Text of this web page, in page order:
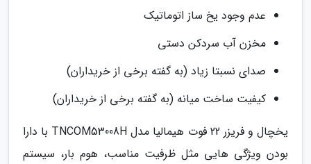
عدم وجود یخ ساز اتوماتیک
مخزن آب سردکن دستی
صدای نسبتا زیاد (به گفته برخی از خریداران)
کیفیت ساخت میانه (به گفته برخی از خریداران)
یخچال و فریزر 22 فوت هیمالیا مدل TNCOM53008H با دارا
بودن ویژگی هایی مثل ظرفیت مناسب، هوم بار، سیستم